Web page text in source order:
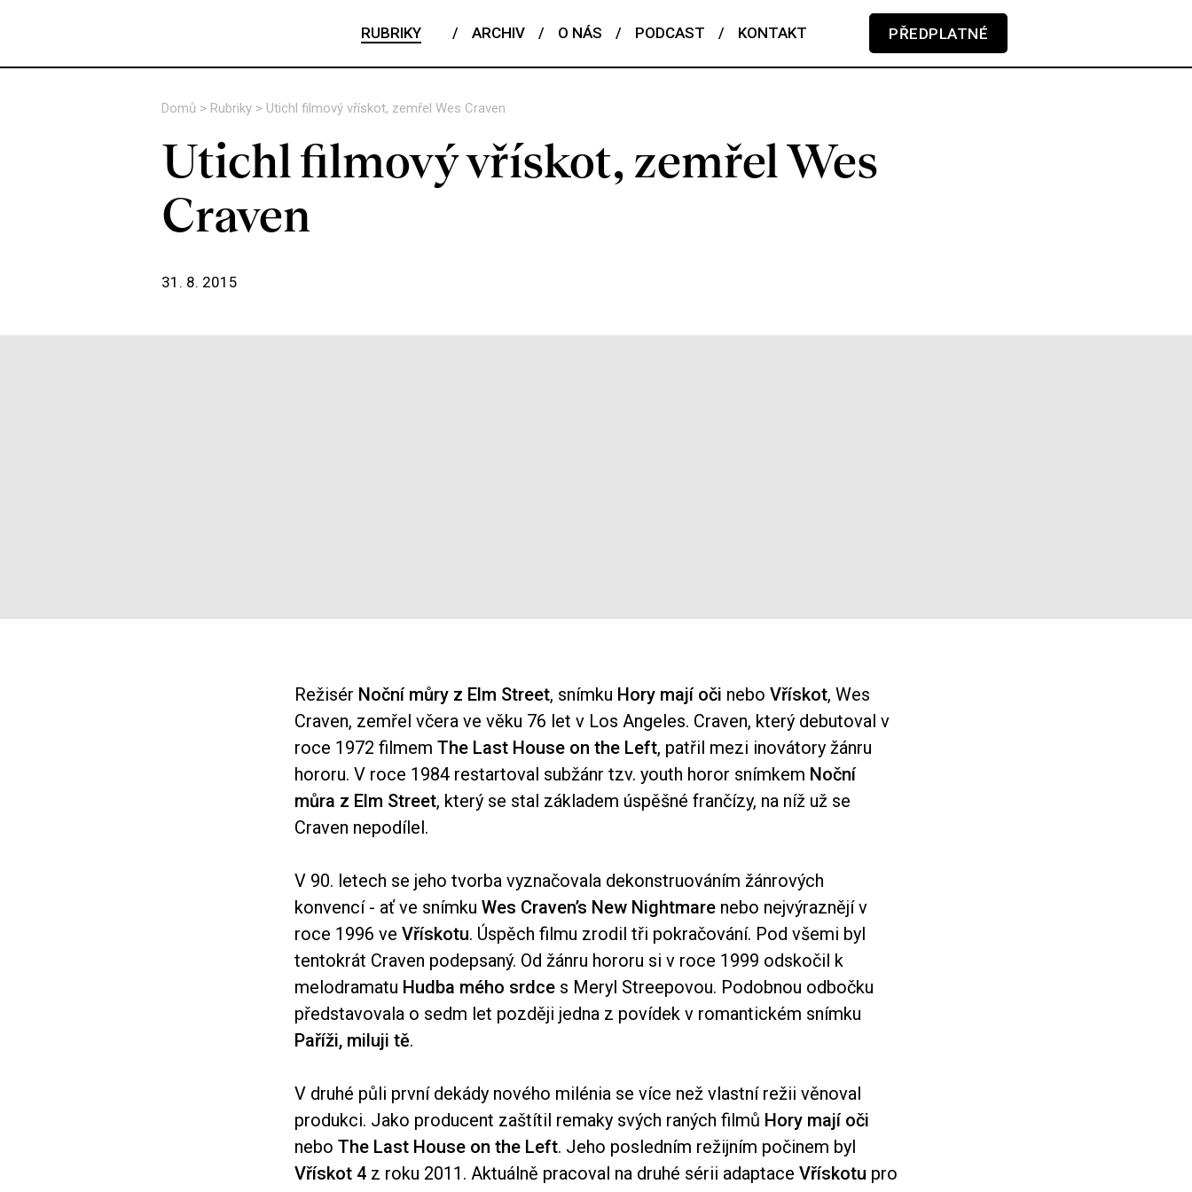
RUBRIKY / ARCHIV / O NÁS / PODCAST / KONTAKT PŘEDPLATNÉ
Domů > Rubriky > Utichl filmový vřískot, zemřel Wes Craven
Utichl filmový vřískot, zemřel Wes
Craven
31. 8. 2015
Režisér Noční můry z Elm Street, snímku Hory mají oči nebo Vřískot, Wes
Craven, zemřel včera ve věku 76 let v Los Angeles. Craven, který debutoval v
roce 1972 filmem The Last House on the Left, patřil mezi inovátory žánru
hororu. V roce 1984 restartoval subžánr tzv. youth horor snímkem Noční
můra z Elm Street, který se stal základem úspěšné frančízy, na níž už se
Craven nepodílel.
V 90. letech se jeho tvorba vyznačovala dekonstruováním žánrových
konvencí - ať ve snímku Wes Craven’s New Nightmare nebo nejvýraznějí v
roce 1996 ve Vřískotu. Úspěch filmu zrodil tři pokračování. Pod všemi byl
tentokrát Craven podepsaný. Od žánru hororu si v roce 1999 odskočil k
melodramatu Hudba mého srdce s Meryl Streepovou. Podobnou odbočku
představovala o sedm let později jedna z povídek v romantickém snímku
Paříži, miluji tě.
V druhé půli první dekády nového milénia se více než vlastní režii věnoval
produkci. Jako producent zaštítil remaky svých raných filmů Hory mají oči
nebo The Last House on the Left. Jeho posledním režijním počinem byl
Vřískot 4 z roku 2011. Aktuálně pracoval na druhé sérii adaptace Vřískotu pro